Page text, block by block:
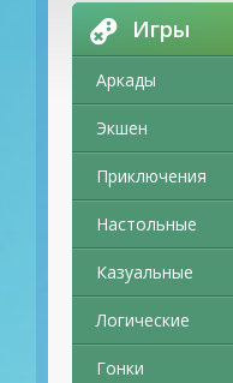
Игры
Аркады
Экшен
Приключения
Настольные
Казуальные
Логические
Гонки